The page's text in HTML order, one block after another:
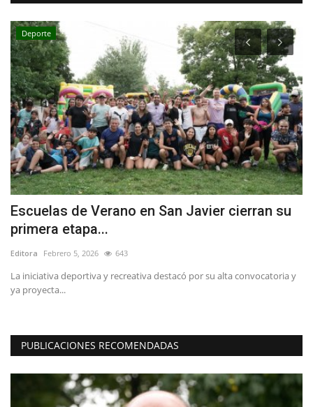
Deporte
Escuelas de Verano en San Javier cierran su
primera etapa...
Editora Febrero 5, 2026 643
La iniciativa deportiva y recreativa destacó por su alta convocatoria y
ya proyecta...
PUBLICACIONES RECOMENDADAS